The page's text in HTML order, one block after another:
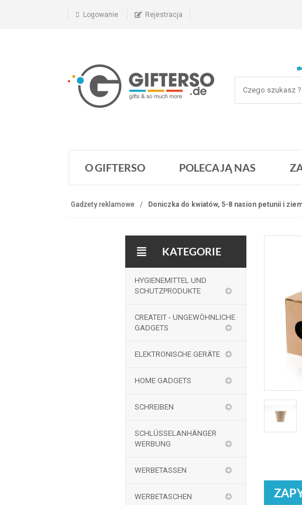
Logowanie Rejestracja
O GIFTERSO POLECAJĄ NAS
Gadżety reklamowe Doniczka do kwiatów, 5-8 nasion petunii i
KATEGORIE
HYGIENEMITTEL UND
SCHUTZPRODUKTE
CREATEIT - UNGEWÖHNLICHE
GADGETS
ELEKTRONISCHE GERÄTE
HOME GADGETS
SCHREIBEN
SCHLÜSSELANHÄNGER
WERBUNG
WERBETASSEN
WERBETASCHEN